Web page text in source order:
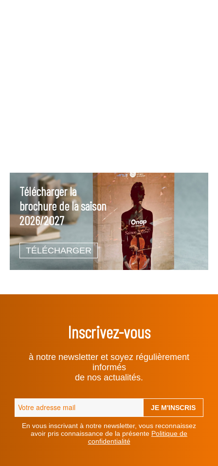
Télécharger la
brochure de la saison
2026/2027
TÉLÉCHARGER
Inscrivez-vous
à notre newsletter et soyez régulièrement
informés
de nos actualités.
En vous inscrivant à notre newsletter, vous reconnaissez
avoir pris connaissance de la présente Politique de
confidentialité